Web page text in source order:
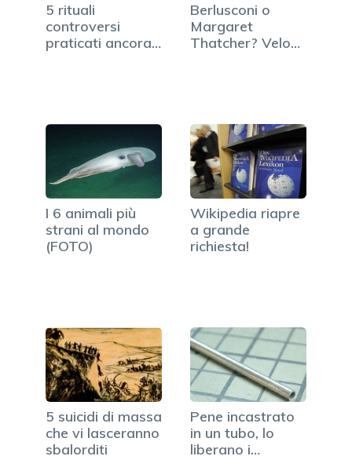
5 rituali
controversi
praticati ancora
Berlusconi o
Margaret
Thatcher? Veloce
I 6 animali più
strani al mondo
(FOTO)
Wikipedia riapre
a grande
richiesta!
5 suicidi di massa
che vi lasceranno
sbalorditi
Pene incastrato
in un tubo, lo
liberano i